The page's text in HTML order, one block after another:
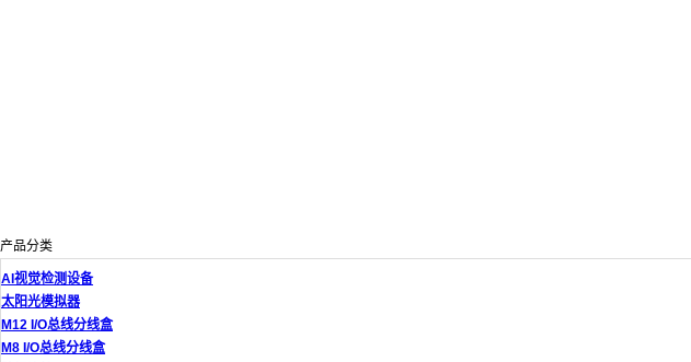
产品分类
AI视觉检测设备
太阳光模拟器
M12 I/O总线分线盒
M8 I/O总线分线盒